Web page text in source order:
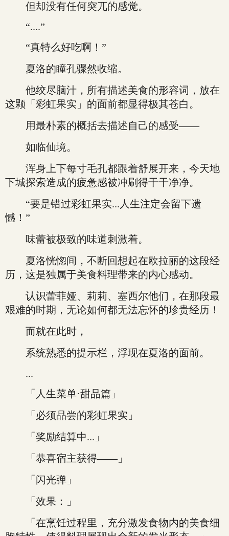
但却没有任何突兀的感觉。
“....”
“真特么好吃啊！”
夏洛的瞳孔骤然收缩。
他绞尽脑汁，所有描述美食的形容词，放在
这颗「彩虹果实」的面前都显得极其苍白。
用最朴素的概括去描述自己的感受——
如临仙境。
浑身上下每寸毛孔都跟着舒展开来，今天地
下城探索造成的疲惫感被冲刷得干干净净。
“要是错过彩虹果实...人生注定会留下遗
憾！”
味蕾被极致的味道刺激着。
夏洛恍惚间，不断回想起在欧拉丽的这段经
历，这是独属于美食料理带来的内心感动。
认识蕾菲娅、莉莉、塞西尔他们，在那段最
艰难的时期，无论如何都无法忘怀的珍贵经历！
而就在此时，
系统熟悉的提示栏，浮现在夏洛的面前。
...
「人生菜单·甜品篇」
「必须品尝的彩虹果实」
「奖励结算中...」
「恭喜宿主获得——」
「闪光弹」
「效果：」
「在烹饪过程里，充分激发食物内的美食细